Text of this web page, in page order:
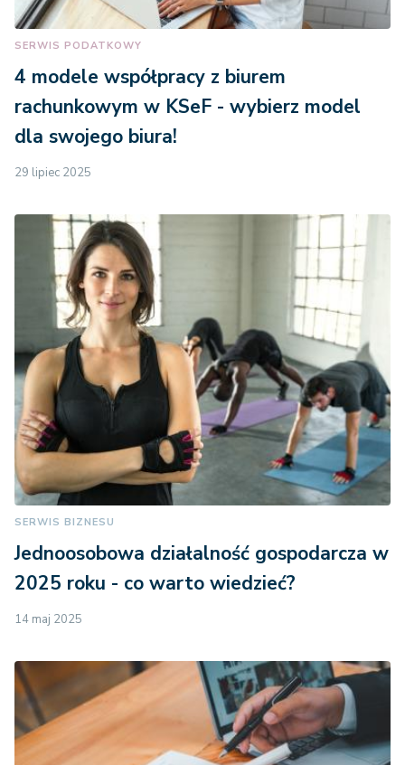
SERWIS PODATKOWY
4 modele współpracy z biurem
rachunkowym w KSeF - wybierz model
dla swojego biura!
29 lipiec 2025
SERWIS BIZNESU
Jednoosobowa działalność gospodarcza w
2025 roku - co warto wiedzieć?
14 maj 2025